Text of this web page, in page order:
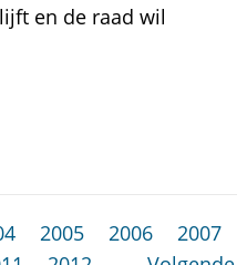
en de raad wil
2005 2006
2007